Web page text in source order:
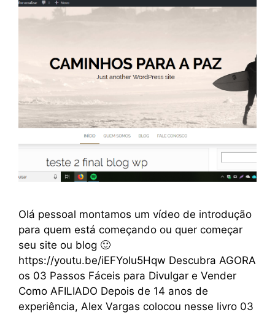
Olá pessoal montamos um vídeo de introdução
para quem está começando ou quer começar
seu site ou blog 🙂
https://youtu.be/iEFYoIu5Hqw Descubra AGORA
os 03 Passos Fáceis para Divulgar e Vender
Como AFILIADO Depois de 14 anos de
experiência, Alex Vargas colocou nesse livro 03